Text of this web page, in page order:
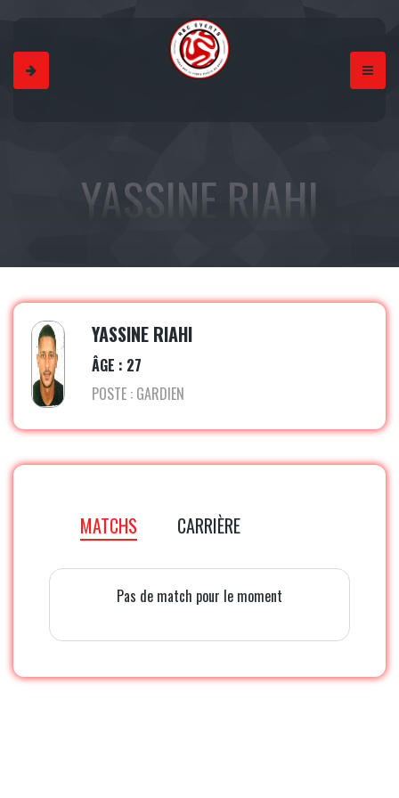
YASSINE RIAHI
YASSINE RIAHI
ÂGE : 27
POSTE : GARDIEN
MATCHS CARRIÈRE
Pas de match pour le moment